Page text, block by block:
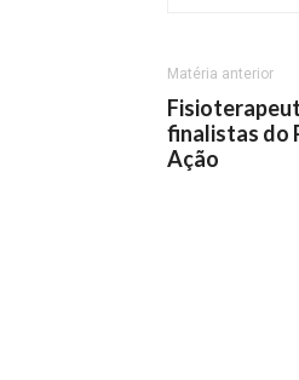
Matéria anterior
finalistas do
Ação